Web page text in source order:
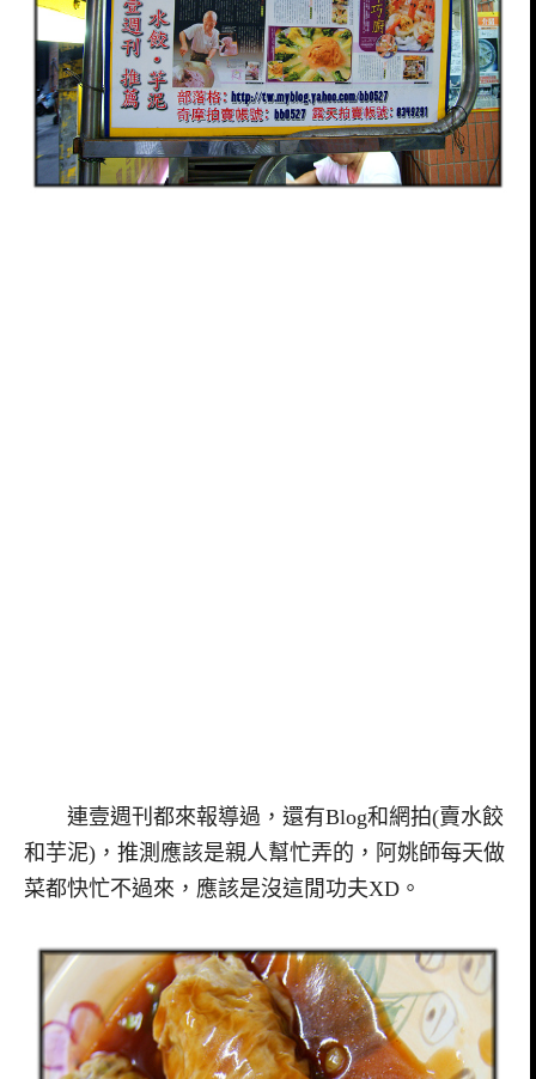
連壹週刊都來報導過，還有Blog和網拍(賣水餃
和芋泥)，推測應該是親人幫忙弄的，阿姚師每天做
菜都快忙不過來，應該是沒這閒功夫XD。